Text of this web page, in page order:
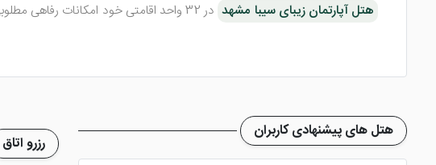
هتل آپارتمان زیبای سیبا مشهد
در 32 واحد اقامتی خود امکانات
به همراه لوازم بهداشتی، سرویس بهداشتی ایرانی و فرنگی و ... از جمله
هتل آپارتمان جذاب سیبا مشهد
رستورانی دارد که طبق نظرسنجی‌هایرزرو اتاق
هتل های پیشنهادی کاربران